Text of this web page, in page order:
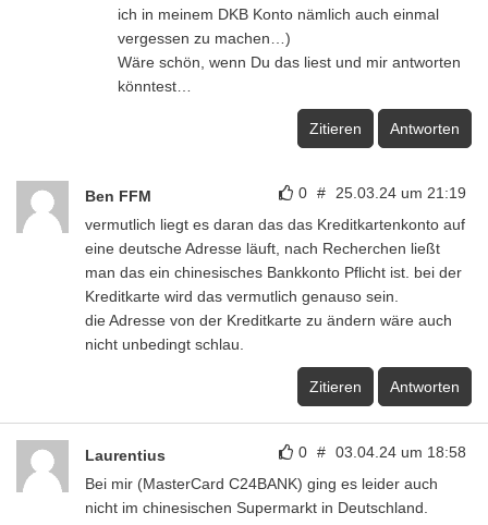
ich in meinem DKB Konto nämlich auch einmal
vergessen zu machen…)
Wäre schön, wenn Du das liest und mir antworten
könntest…
Zitieren Antworten
0 # 25.03.24 um 21:19
Ben FFM
vermutlich liegt es daran das das Kreditkartenkonto auf
eine deutsche Adresse läuft, nach Recherchen ließt
man das ein chinesisches Bankkonto Pflicht ist. bei der
Kreditkarte wird das vermutlich genauso sein.
die Adresse von der Kreditkarte zu ändern wäre auch
nicht unbedingt schlau.
Zitieren Antworten
0 # 03.04.24 um 18:58
Laurentius
Bei mir (MasterCard C24BANK) ging es leider auch
nicht im chinesischen Supermarkt in Deutschland.